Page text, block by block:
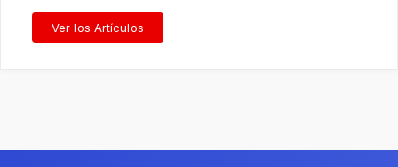
Ver los Artículos